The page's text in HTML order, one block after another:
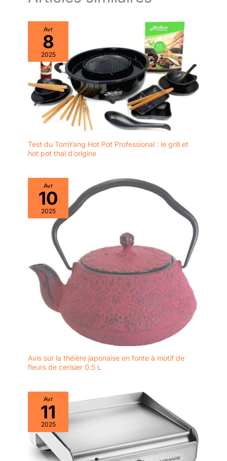
différents types de pâtes
comme des spaghettis,
des lasagnes, des
nouilles longues, des
nouilles fines, des
nouilles pour wonton ou
des nouilles larges selon
vos goûts ! Assistance
immédiate : Si vous
rencontrez des
problèmes lors de
pate, veuillez nous
dans un délai d'un jour
ouvrable. Le machine à
politique de retour de 30
jours et d'un support
technique en ligne à vie.
Si vous avez besoin
d'acheter des moules
italiens, veuillez
rechercher B0B4RFZR62.
Avr
8
2025
Test du TomYang Hot Pot Professional : le grill et
hot pot thaï d’origine
Avr
10
2025
Avis sur la théière japonaise en fonte à motif de
fleurs de cerisier 0.5 L
Avr
11
2025